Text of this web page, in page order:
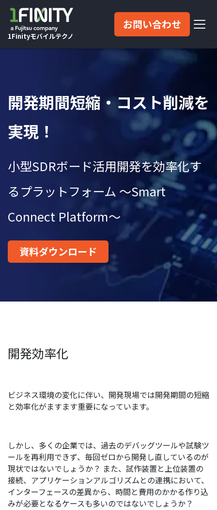
1Finityモバイルテクノ
お問い合わせ
開発期間短縮・コスト削減を
実現！
小型SDRボード活用開発を効率化す
るプラットフォーム ～Smart
Connect Platform～
資料ダウンロード
開発効率化
ビジネス環境の変化に伴い、開発現場では開発期間の短縮
と効率化がますます重要になっています。
しかし、多くの企業では、過去のデバッグツールや試験ツ
ールを再利用できず、毎回ゼロから開発し直しているのが
現状ではないでしょうか？ また、試作装置と上位装置の
接続、アプリケーションアルゴリズムとの連携において、
インターフェースの差異から、時間と費用のかかる作り込
みが必要となるケースも多いのではないでしょうか？